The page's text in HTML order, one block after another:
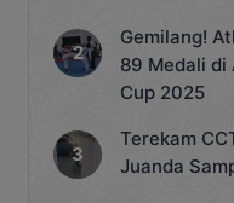
Gemilang!
89 Medali di
Cup 2025
Terekam
Juanda